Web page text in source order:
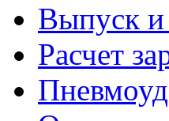
Выпуск и
Расчет